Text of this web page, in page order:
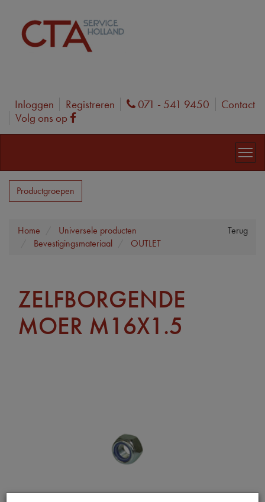
Inloggen Registreren Phone
071 - 541 9450
Contact
Volg ons op
Facebook
Productgroepen
Terug
Home
Universele producten
Bevestigingsmateriaal
OUTLET
ZELFBORGENDE
MOER M16X1.5